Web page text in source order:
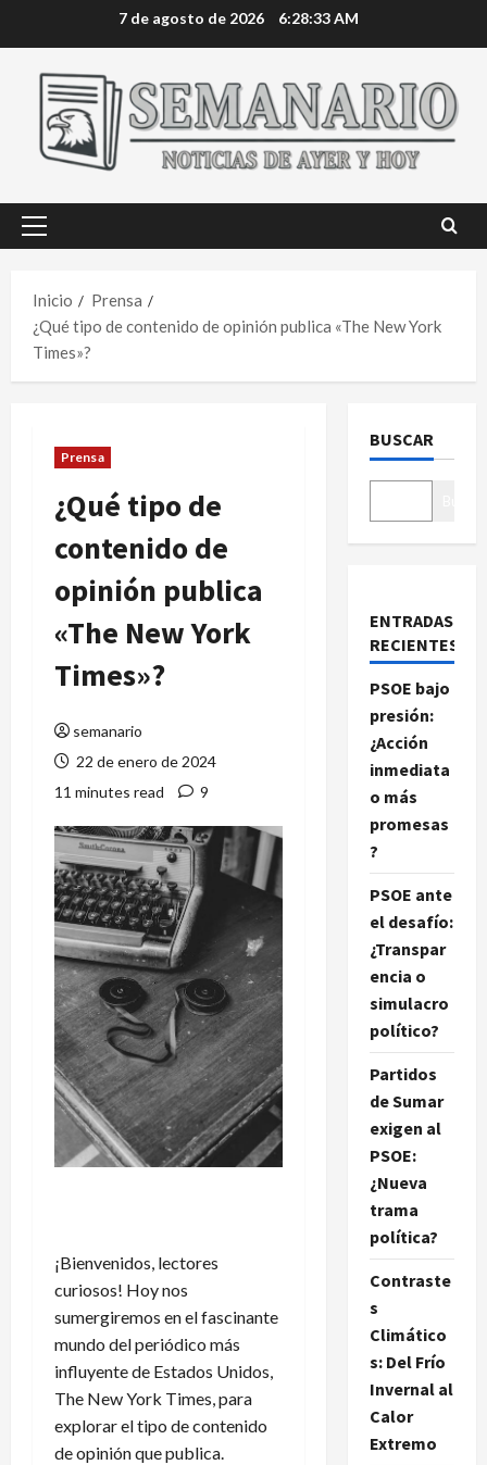
7 de agosto de 2026 6:28:34 AM
Menú
Inicio
Prensa
¿Qué tipo de contenido de opinión publica «The New York
Times»?
Prensa
¿Qué tipo de
contenido de
opinión publica
«The New York
Times»?
semanario
22 de enero de 2024
11 minutes read
9
¡Bienvenidos, lectores
curiosos! Hoy nos
sumergiremos en el fascinante
mundo del periódico más
influyente de Estados Unidos,
The New York Times, para
explorar el tipo de contenido
de opinión que publica.
BUSCAR
ENTRADAS
RECIENTES
PSOE bajo
presión:
¿Acción
inmediata
o más
promesas
?
PSOE ante
el desafío:
¿Transpar
encia o
simulacro
político?
Partidos
de Sumar
exigen al
PSOE:
¿Nueva
trama
política?
Contraste
s
Climático
s: Del Frío
Invernal al
Calor
Extremo